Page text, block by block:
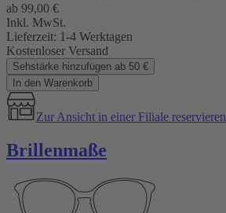
ab 99,00 €
Inkl. MwSt.
Lieferzeit: 1-4 Werktagen
Kostenloser Versand
Sehstärke hinzufügen ab 50 €
In den Warenkorb
Zur Ansicht in einer Filiale reservieren
Brillenmaße